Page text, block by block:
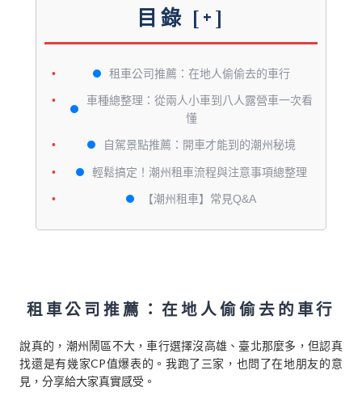
目錄 [+]
租車公司推薦：在地人偷偷去的車行
車種總整理：從兩人小車到八人露營車一次看
懂
自駕景點推薦：開車才能到的潮州秘境
輕鬆搞定！潮州租車流程與注意事項總整理
【潮州租車】常見Q&A
租車公司推薦：在地人偷偷去的車行
說真的，潮州鬧區不大，車行選擇沒高雄、臺北那麼多，但認真
找還是有幾家CP值爆表的。我跑了三家，也問了在地朋友的意
見，分享給大家真實感受。